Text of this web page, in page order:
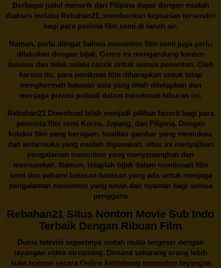
Berbagai judul menarik dari Filipina dapat dengan mudah
diakses melalui Rebahan21, memberikan kepuasan tersendiri
bagi para pecinta film semi di tanah air.
Namun, perlu diingat bahwa menonton film semi juga perlu
dilakukan dengan bijak. Genre ini mengandung konten
dewasa dan tidak selalu cocok untuk semua penonton. Oleh
karena itu, para penikmat film diharapkan untuk tetap
menghormati batasan usia yang telah ditetapkan dan
menjaga privasi pribadi dalam menikmati hiburan ini.
Rebahan21Download telah menjadi pilihan favorit bagi para
pencinta film semi Korea, Jepang, dan Filipina. Dengan
koleksi film yang beragam, kualitas gambar yang memukau,
dan antarmuka yang mudah digunakan, situs ini menyajikan
pengalaman menonton yang menyenangkan dan
memuaskan. Namun, tetaplah bijak dalam menikmati film
semi dan pahami batasan-batasan yang ada untuk menjaga
pengalaman menonton yang aman dan nyaman bagi semua
pengguna
Rebahan21 Situs Nonton Movie Sub Indo
Terbaik Dengan Ribuan Film
Dunia televisi sepertinya sudah mulai tergeser dengan
tayangan video streaming. Dimana sekarang orang lebih
suka nonton secara Online ketimbang menonton tayangan